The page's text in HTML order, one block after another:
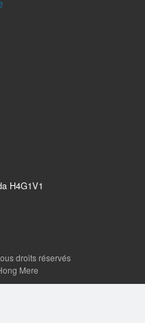
H4G1V1
droits réservés
Mere